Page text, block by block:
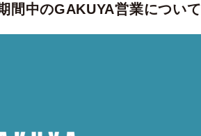
間中のGAKUYA営業について